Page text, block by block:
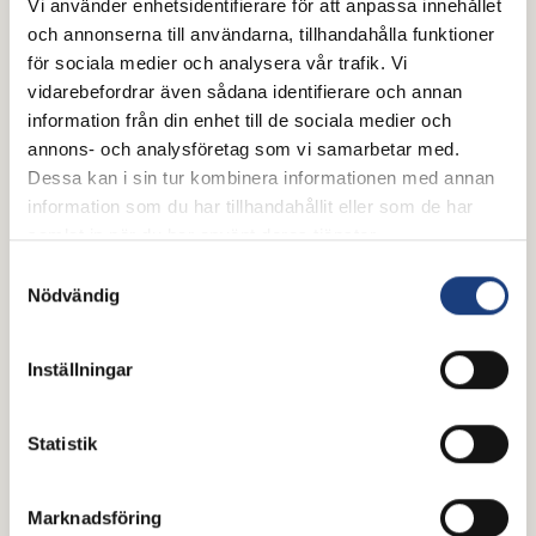
Vi använder enhetsidentifierare för att anpassa innehållet
och annonserna till användarna, tillhandahålla funktioner
för sociala medier och analysera vår trafik. Vi
vidarebefordrar även sådana identifierare och annan
information från din enhet till de sociala medier och
annons- och analysföretag som vi samarbetar med.
Dessa kan i sin tur kombinera informationen med annan
information som du har tillhandahållit eller som de har
samlat in när du har använt deras tjänster.
Nödvändig
Inställningar
Statistik
Marknadsföring
forskningsprojekt vid Linköpings universitet har följt
barn, unga och vuxna i stall och på ridläger.
Slutsatsen är tydlig. Hästarna kan öppna dörren till
delaktighet och en känsla av att vara behövd, men
det räcker inte att hästarna bara finns där.
3 juni 2026
Ridskolan som klimatpionjär? Ny